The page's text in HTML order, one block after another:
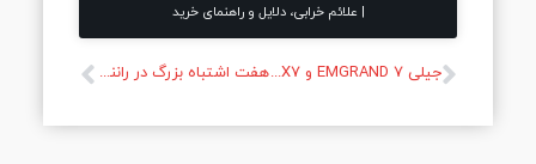
| علائم خرابی، دلایل و راهنمای خرید
جیلی EMGRAND 7 و EMGRAND X7 هفت اشتباه بزرگ در رانندگی